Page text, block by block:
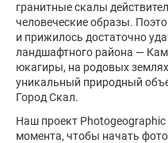
гранитные скалы
человеческие образы.
и прижилось достаточно
ландшафтного района —
юкагиры, на родовых
уникальный природный
Город Скал.
Наш проект
момента, чтобы начать